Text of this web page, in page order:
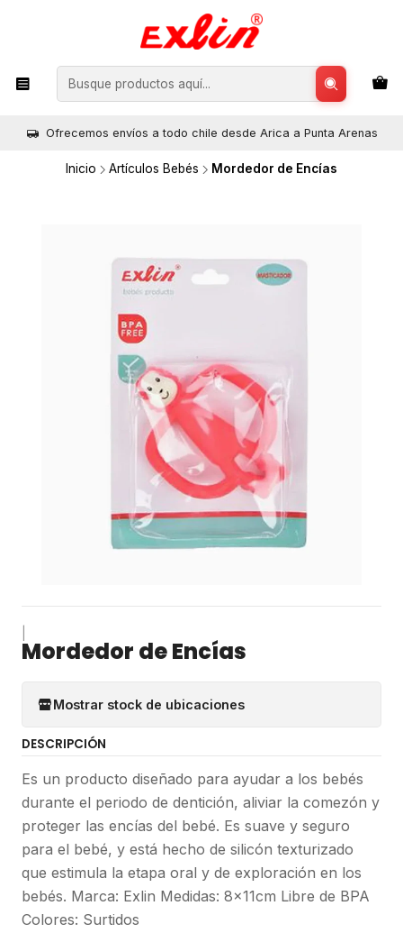
Ofrecemos envíos a todo chile desde Arica a Punta Arenas
Inicio Artículos Bebés Mordedor de Encías
Mordedor de Encías
Mostrar stock de ubicaciones
DESCRIPCIÓN
Es un producto diseñado para ayudar a los bebés
durante el periodo de dentición, aliviar la comezón y
proteger las encías del bebé. Es suave y seguro
para el bebé, y está hecho de silicón texturizado
que estimula la etapa oral y de exploración en los
bebés. Marca: Exlin Medidas: 8x11cm Libre de BPA
Colores: Surtidos